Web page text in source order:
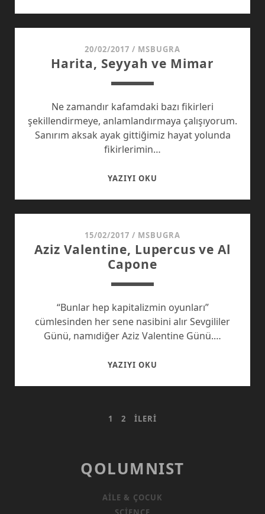
20/02/2017 / MSBUGRA
Harita, Seyyah ve Mimar
Ne zamandır kafamdaki bazı fikirleri
şekillendirmeye, anlamlandırmaya çalışıyorum.
Sanırım aksak ayak gittiğimiz hayat yolunda
fikirlerimin…
YAZIYI OKU
15/02/2017 / MSBUGRA
Aziz Valentine, Lupercus ve Al
Capone
“Bunlar hep kapitalizmin oyunları”
cümlesinden her sene nasibini alır Sevgililer
Günü, namıdiğer Aziz Valentine Günü.…
YAZIYI OKU
1 2 İLERI
QOLUMNIST
AILE & ÇOCUK